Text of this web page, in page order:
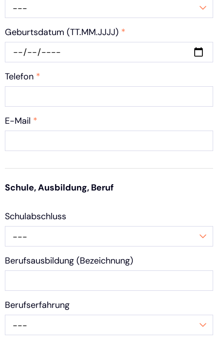
---
Geburtsdatum (TT.MM.JJJJ) *
Telefon *
E-Mail *
Schule, Ausbildung, Beruf
Schulabschluss
---
Berufsausbildung (Bezeichnung)
Berufserfahrung
---